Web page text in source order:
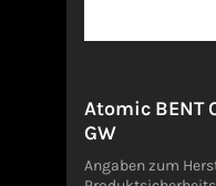
Atomic BENT
GW
Angaben zum